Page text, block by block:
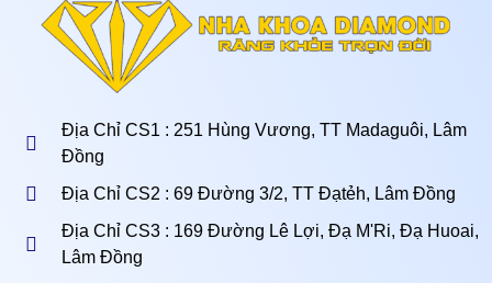
Địa Chỉ CS1 : 251 Hùng Vương, TT Madaguôi, Lâm
Đồng
Địa Chỉ CS2 : 69 Đường 3/2, TT Đạtẻh, Lâm Đồng
Địa Chỉ CS3 : 169 Đường Lê Lợi, Đạ M'Ri, Đạ Huoai,
Lâm Đồng